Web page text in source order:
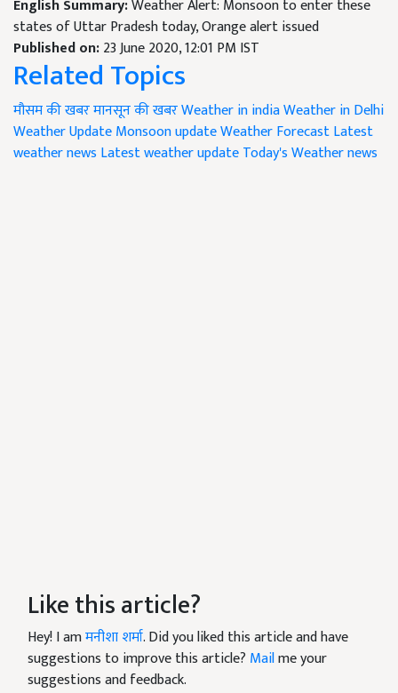
English Summary:Weather Alert: Monsoon to enter these
states of Uttar Pradesh today, Orange alert issued
Published on:23 June 2020, 12:01 PM IST
Related Topics
मौसम की खबरमानसून की खबरWeather in indiaWeather in Delhi
Weather UpdateMonsoon updateWeather ForecastLatest
weather news Latest weather updateToday's Weather news
Like this article?
Hey! I amमनीशा शर्मा. Did you liked this article and have
suggestions to improve this article? Mailme your
suggestions and feedback.